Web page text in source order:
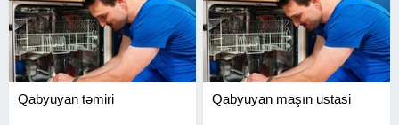
Qabyuyan təmiri Qabyuyan maşın ustasi